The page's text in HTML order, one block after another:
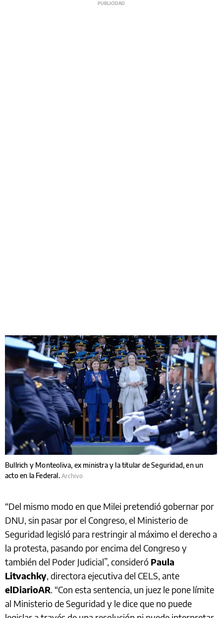
Bullrich y Monteoliva, ex ministra y la titular de Seguridad, en un
acto en la Federal. Archivo
“Del mismo modo en que Milei pretendió gobernar por
DNU, sin pasar por el Congreso, el Ministerio de
Seguridad legisló para restringir al máximo el derecho a
la protesta, pasando por encima del Congreso y
también del Poder Judicial”, consideró Paula
Litvachky, directora ejecutiva del CELS, ante
elDiarioAR. “Con esta sentencia, un juez le pone límite
al Ministerio de Seguridad y le dice que no puede